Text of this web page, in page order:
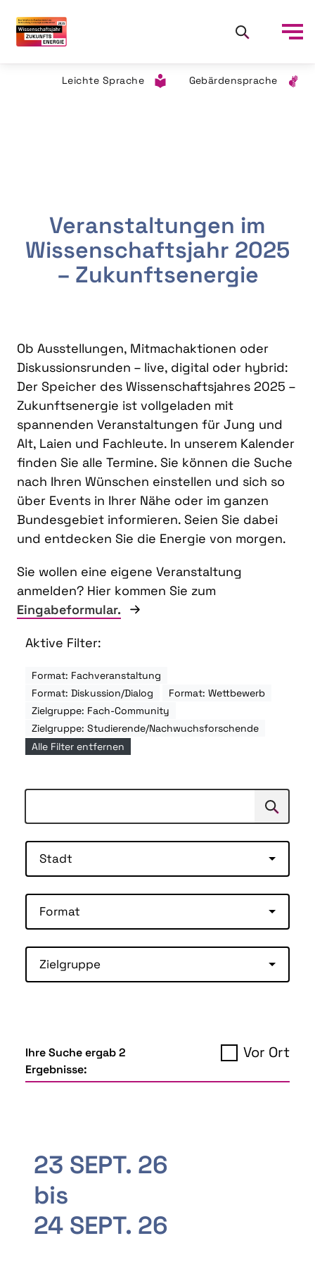
Leichte Sprache Gebärdensprache
Veranstaltungen im
Wissenschaftsjahr 2025
– Zukunftsenergie
Ob Ausstellungen, Mitmachaktionen oder
Diskussionsrunden – live, digital oder hybrid:
Der Speicher des Wissenschaftsjahres 2025 –
Zukunftsenergie ist vollgeladen mit
spannenden Veranstaltungen für Jung und
Alt, Laien und Fachleute. In unserem Kalender
finden Sie alle Termine. Sie können die Suche
nach Ihren Wünschen einstellen und sich so
über Events in Ihrer Nähe oder im ganzen
Bundesgebiet informieren. Seien Sie dabei
und entdecken Sie die Energie von morgen.
Sie wollen eine eigene Veranstaltung
anmelden? Hier kommen Sie zum
Eingabeformular.
Aktive Filter:
Format: Fachveranstaltung
Format: Diskussion/Dialog
Format: Wettbewerb
Zielgruppe: Fach-Community
Zielgruppe: Studierende/Nachwuchsforschende
Alle Filter entfernen
Suchen
Stadt
Format
Zielgruppe
Ihre Suche ergab 2
Ergebnisse:
Vor Ort
23 SEPT. 26
bis
24 SEPT. 26